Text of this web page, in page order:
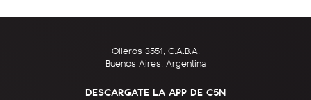
Olleros 3551, C.A.B.A.
Buenos Aires, Argentina
DESCARGATE LA APP DE C5N